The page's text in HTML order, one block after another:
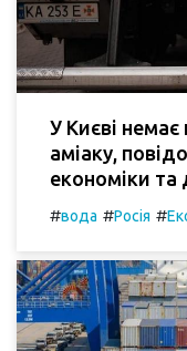
У Києві немає
аміаку,
економіки та
#вода #Росія #